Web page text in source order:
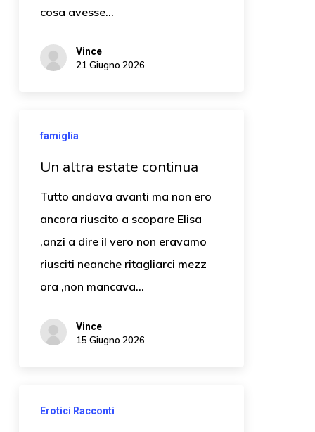
cosa avesse…
Vince
21 Giugno 2026
famiglia
Un altra estate continua
Tutto andava avanti ma non ero
ancora riuscito a scopare Elisa
,anzi a dire il vero non eravamo
riusciti neanche ritagliarci mezz
ora ,non mancava…
Vince
15 Giugno 2026
Erotici Racconti